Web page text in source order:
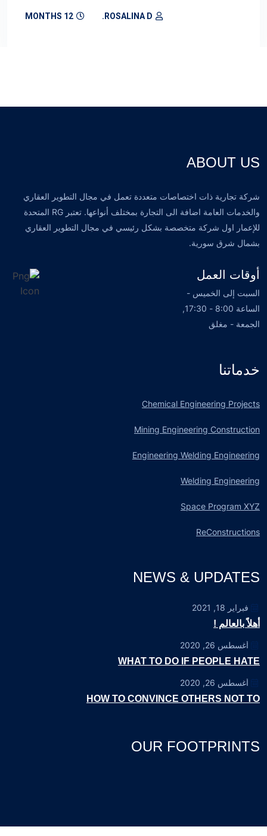
ROSALINA D.
12 MONTHS
ABOUT US
شركة تجارية ذات اختصاصات متعددة تعمل في مجال التطوير العقاري
والخدمات العامة اضافة الى التجارة بمختلف أنواعها. تعتبر RG المتحدة
للإعمار اول شركة متخصصة بشكل رئيسي في مجال التطوير العقاري
بشمال شرق سورية.
أوقات العمل
السبت إلى الخميس -
الساعة 8:00 - 17:30,
الجمعة - مغلق
خدماتنا
Chemical Engineering Projects
Mining Engineering Construction
Engineering Welding Engineering
Welding Engineering
Space Program XYZ
ReConstructions
NEWS & UPDATES
فبراير 18, 2021
أهلاً بالعالم !
أغسطس 26, 2020
WHAT TO DO IF PEOPLE HATE
أغسطس 26, 2020
HOW TO CONVINCE OTHERS NOT TO
OUR FOOTPRINTS